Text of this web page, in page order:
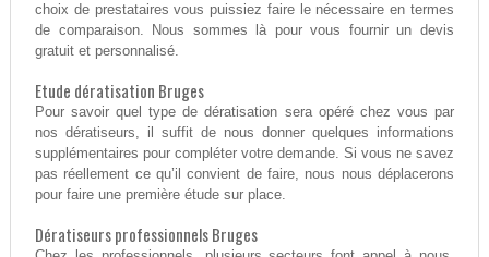
choix de prestataires vous puissiez faire le nécessaire en termes
de comparaison. Nous sommes là pour vous fournir un devis
gratuit et personnalisé.
Etude dératisation Bruges
Pour savoir quel type de dératisation sera opéré chez vous par
nos dératiseurs, il suffit de nous donner quelques informations
supplémentaires pour compléter votre demande. Si vous ne savez
pas réellement ce qu’il convient de faire, nous nous déplacerons
pour faire une première étude sur place.
Dératiseurs professionnels Bruges